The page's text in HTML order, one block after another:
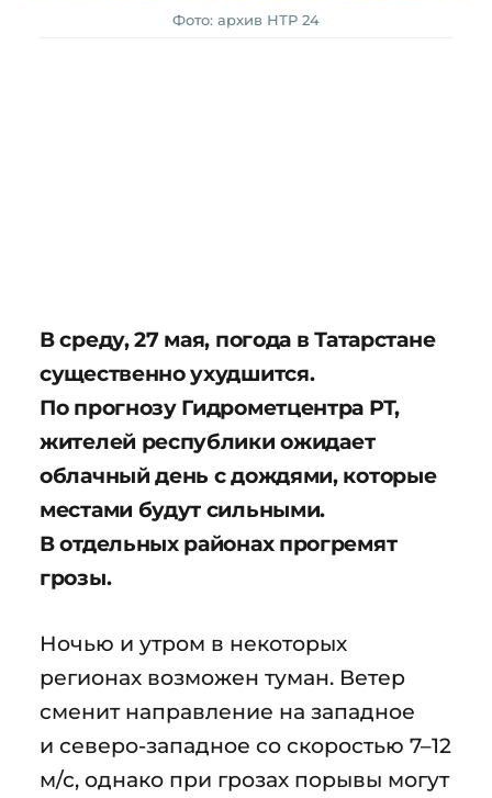
Фото: архив НТР 24
В среду, 27 мая, погода в Татарстане
существенно ухудшится.
По прогнозу Гидрометцентра РТ,
жителей республики ожидает
облачный день с дождями, которые
местами будут сильными.
В отдельных районах прогремят
грозы.
Ночью и утром в некоторых
регионах возможен туман. Ветер
сменит направление на западное
и северо-западное со скоростью 7–12
м/с, однако при грозах порывы могут